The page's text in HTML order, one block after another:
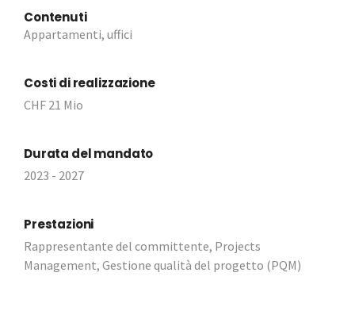
Contenuti
Appartamenti, uffici
Costi di realizzazione
CHF 21 Mio
Durata del mandato
2023 - 2027
Prestazioni
Rappresentante del committente, Projects
Management, Gestione qualità del progetto (PQM)